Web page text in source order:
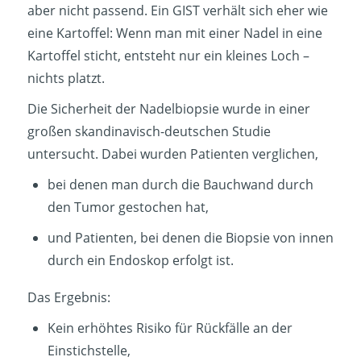
aber nicht passend. Ein GIST verhält sich eher wie
eine Kartoffel: Wenn man mit einer Nadel in eine
Kartoffel sticht, entsteht nur ein kleines Loch –
nichts platzt.
Die Sicherheit der Nadelbiopsie wurde in einer
großen skandinavisch-deutschen Studie
untersucht. Dabei wurden Patienten verglichen,
bei denen man durch die Bauchwand durch
den Tumor gestochen hat,
und Patienten, bei denen die Biopsie von innen
durch ein Endoskop erfolgt ist.
Das Ergebnis:
Kein erhöhtes Risiko für Rückfälle an der
Einstichstelle,